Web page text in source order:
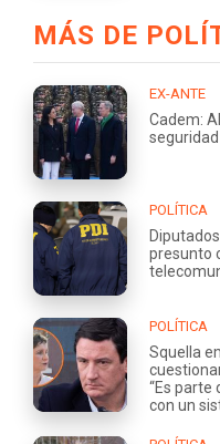
MÁS DE
EX-ANTE
Cadem:
POLÍTICA
presunto
POLÍTICA
Squella
“Es parte
con un